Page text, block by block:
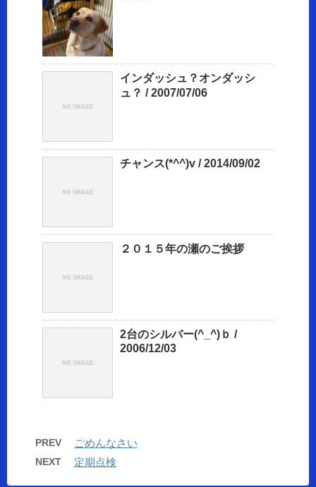
インダッシュ？オンダッシ
ュ？ / 2007/07/06
チャンス(*^^)v / 2014/09/02
２０１５年の瀬のご挨拶
2台のシルバー(^_^)ｂ /
2006/12/03
PREV ごめんなさい
NEXT 定期点検